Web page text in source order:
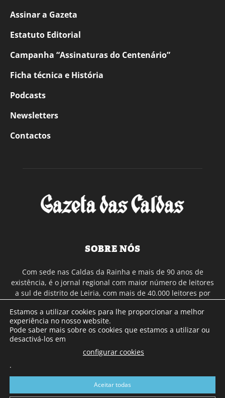
Assinar a Gazeta
Estatuto Editorial
Campanha “Assinaturas do Centenário”
Ficha técnica e História
Podcasts
Newsletters
Contactos
SOBRE NÓS
Com sede nas Caldas da Rainha e mais de 90 anos de
existência, é o jornal regional com maior número de leitores
a sul de distrito de Leiria, com mais de 40.000 leitores por
Continental e assinatura online.
SIGA-NOS
Estamos a utilizar cookies para lhe proporcionar a melhor
experiência no nosso website.
Pode saber mais sobre os cookies que estamos a utilizar ou
desactivá-los em
configurar cookies
.
Aceitar todas